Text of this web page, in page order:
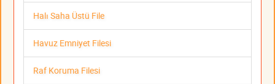
Halı Saha Üstü File
Havuz Emniyet Filesi
Raf Koruma Filesi